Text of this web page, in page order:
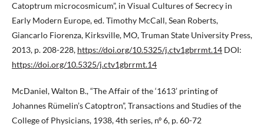
Catoptrum microcosmicum”, in Visual Cultures of Secrecy in
Early Modern Europe, ed. Timothy McCall, Sean Roberts,
Giancarlo Fiorenza, Kirksville, MO, Truman State University Press,
2013, p. 208-228, https://doi.org/10.5325/j.ctv1gbrrmt.14 DOI:
https://doi.org/10.5325/j.ctv1gbrrmt.14
McDaniel, Walton B., “The Affair of the ‘1613’ printing of
Johannes Rümelin’s Catoptron”, Transactions and Studies of the
College of Physicians, 1938, 4th series, nº 6, p. 60-72